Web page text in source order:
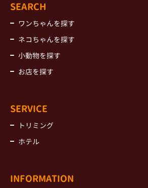
SEARCH
ワンちゃんを探す
ネコちゃんを探す
小動物を探す
お店を探す
SERVICE
トリミング
ホテル
INFORMATION